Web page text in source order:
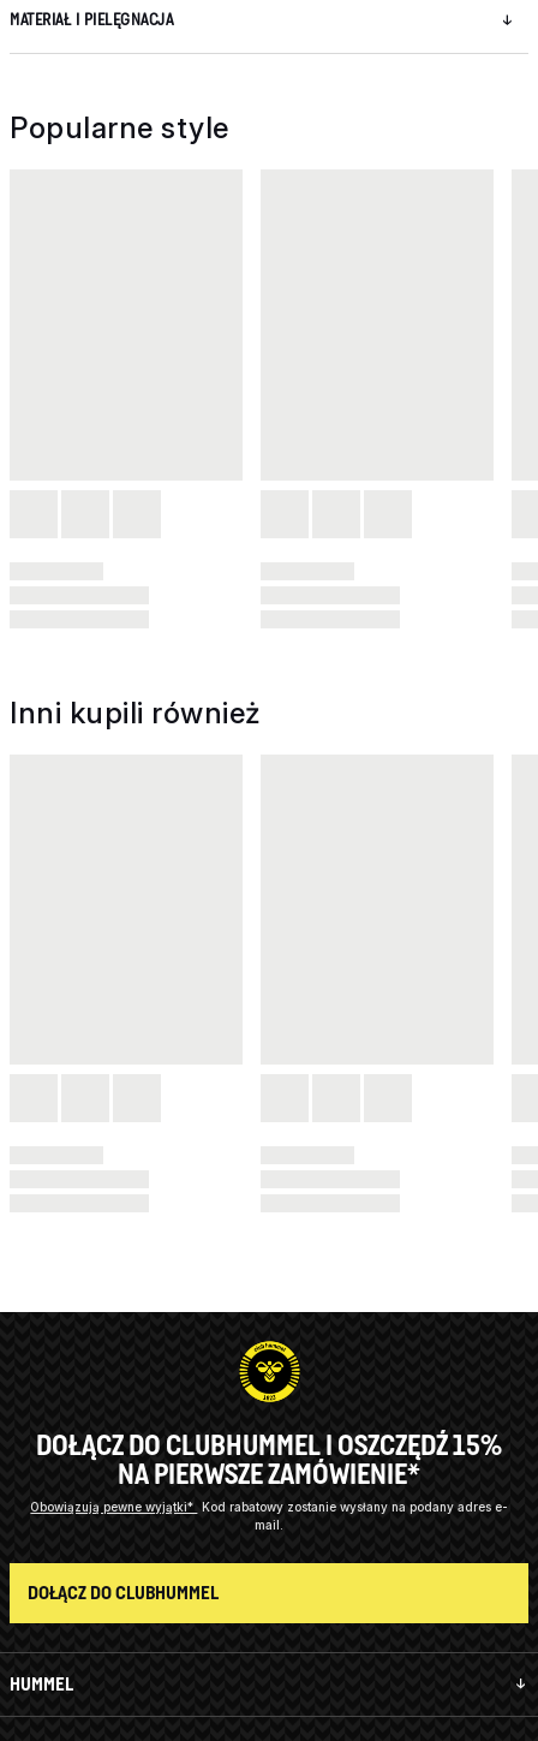
MATERIAŁ I PIELĘGNACJA
Popularne style
Inni kupili również
HUMMEL
DOŁĄCZ DO CLUBHUMMEL I OSZCZĘDŹ 15%
NA PIERWSZE ZAMÓWIENIE*
Obowiązują pewne wyjątki*
Kod rabatowy zostanie wysłany na podany adres e-
mail.
DOŁĄCZ DO CLUBHUMMEL